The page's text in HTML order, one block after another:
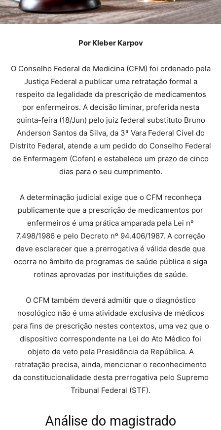
Por Kleber Karpov
O Conselho Federal de Medicina (CFM) foi ordenado pela
Justiça Federal a publicar uma retratação formal a
respeito da legalidade da prescrição de medicamentos
por enfermeiros. A decisão liminar, proferida nesta
quinta-feira (18/Jun) pelo juiz federal substituto Bruno
Anderson Santos da Silva, da 3ª Vara Federal Cível do
Distrito Federal, atende a um pedido do Conselho Federal
de Enfermagem (Cofen) e estabelece um prazo de cinco
dias para o seu cumprimento.
A determinação judicial exige que o CFM reconheça
publicamente que a prescrição de medicamentos por
enfermeiros é uma prática amparada pela Lei nº
7.498/1986 e pelo Decreto nº 94.406/1987. A correção
deve esclarecer que a prerrogativa é válida desde que
ocorra no âmbito de programas de saúde pública e siga
rotinas aprovadas por instituições de saúde.
O CFM também deverá admitir que o diagnóstico
nosológico não é uma atividade exclusiva de médicos
para fins de prescrição nestes contextos, uma vez que o
dispositivo correspondente na Lei do Ato Médico foi
objeto de veto pela Presidência da República. A
retratação precisa, ainda, mencionar o reconhecimento
da constitucionalidade desta prerrogativa pelo Supremo
Tribunal Federal (STF).
Análise do magistrado